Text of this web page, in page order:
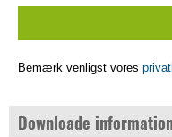
Bemærk venligst vores
Downloade